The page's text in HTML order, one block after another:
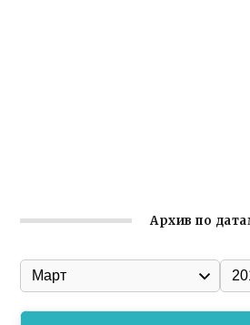
Архив по